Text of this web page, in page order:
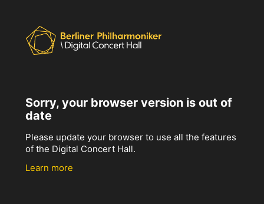
Sorry, your browser version is out of
date
Please update your browser to use all the features
of the Digital Concert Hall.
Learn more